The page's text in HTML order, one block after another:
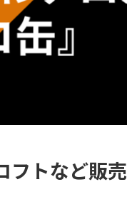
フトなど販売